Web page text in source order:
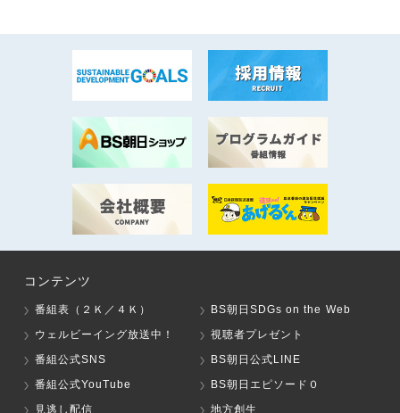
コンテンツ
番組表（２Ｋ／４Ｋ）
BS朝日SDGs on the Web
ウェルビーイング放送中！
視聴者プレゼント
番組公式SNS
BS朝日公式LINE
番組公式YouTube
BS朝日エピソード０
見逃し配信
地方創生